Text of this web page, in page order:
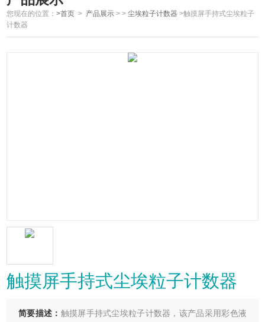
您现在的位置：>首页 > 产品展示 > >尘埃粒子计数器 >触摸屏手持式尘埃粒子
计数器
触摸屏手持式尘埃粒子计数器
简要描述： 触摸屏手持式尘埃粒子计数器，该产品采用彩色液